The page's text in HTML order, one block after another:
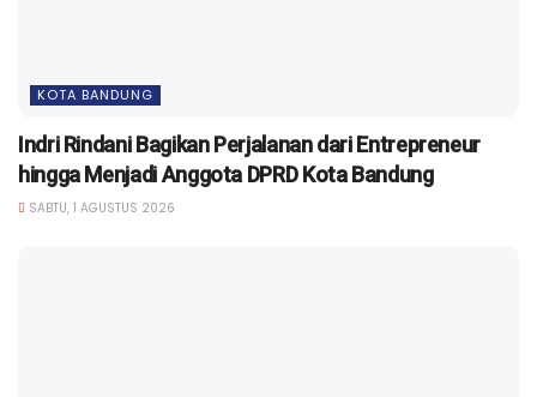
KOTA BANDUNG
Indri Rindani Bagikan Perjalanan dari Entrepreneur
hingga Menjadi Anggota DPRD Kota Bandung
SABTU, 1 AGUSTUS 2026